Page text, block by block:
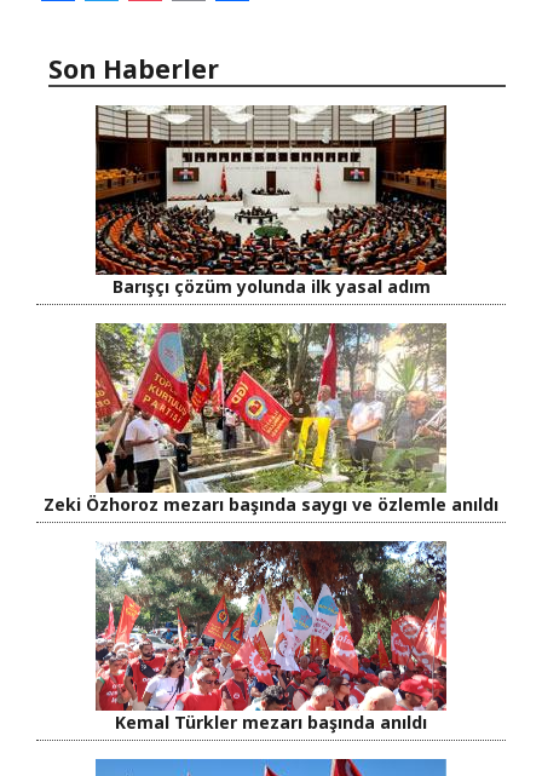
Son Haberler
Barışçı çözüm yolunda ilk yasal adım
Zeki Özhoroz mezarı başında saygı ve özlemle anıldı
Kemal Türkler mezarı başında anıldı